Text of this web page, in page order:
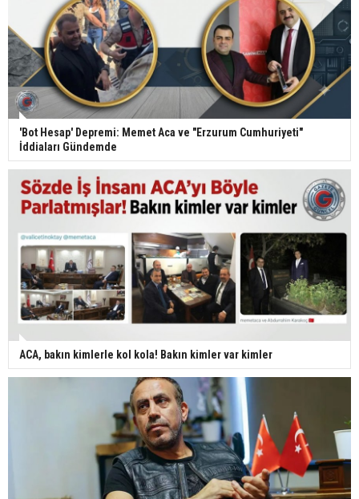
'Bot Hesap' Depremi: Memet Aca ve "Erzurum Cumhuriyeti"
İddiaları Gündemde
ACA, bakın kimlerle kol kola! Bakın kimler var kimler